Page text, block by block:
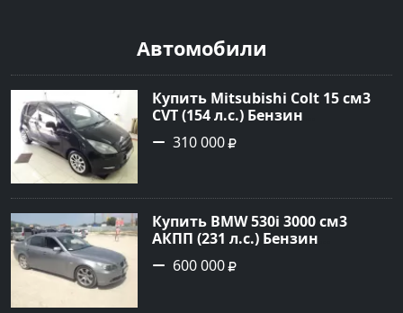
Автомобили
Купить Mitsubishi Colt 15 см3
CVT (154 л.с.) Бензин
турбонаддув в Краснодар:
цвет Чёрный металик Хетчбэк
сайте Авторынок23
310 000
Купить BMW 530i 3000 см3
АКПП (231 л.с.) Бензин
инжектор в Новороссийск:
цвет серый Седан 2004 года по
600 000